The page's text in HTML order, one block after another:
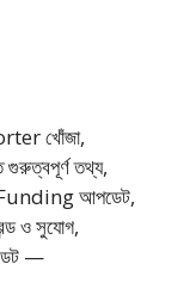
খোঁজা,
তথ্য,
আপডেট,
ও সুযোগ,
—